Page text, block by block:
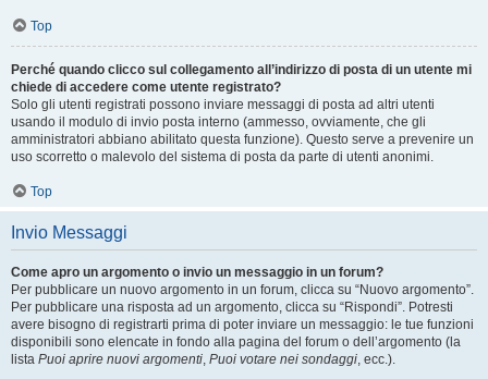
Top
Perché quando clicco sul collegamento all’indirizzo di posta di un utente mi
chiede di accedere come utente registrato?
Solo gli utenti registrati possono inviare messaggi di posta ad altri utenti
usando il modulo di invio posta interno (ammesso, ovviamente, che gli
amministratori abbiano abilitato questa funzione). Questo serve a prevenire un
uso scorretto o malevolo del sistema di posta da parte di utenti anonimi.
Top
Invio Messaggi
Come apro un argomento o invio un messaggio in un forum?
Per pubblicare un nuovo argomento in un forum, clicca su “Nuovo argomento”.
Per pubblicare una risposta ad un argomento, clicca su “Rispondi”. Potresti
avere bisogno di registrarti prima di poter inviare un messaggio: le tue funzioni
disponibili sono elencate in fondo alla pagina del forum o dell’argomento (la
lista Puoi aprire nuovi argomenti, Puoi votare nei sondaggi, ecc.).